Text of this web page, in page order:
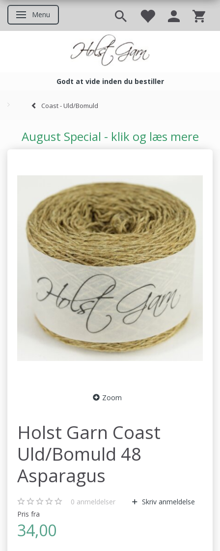
Skifte navigation
Menu
Godt at vide inden du bestiller
Coast - Uld/Bomuld
August Special - klik og læs mere
Zoom
Holst Garn Coast
Uld/Bomuld 48
Asparagus
0 anmeldelser
Skriv anmeldelse
Pris fra
34,00